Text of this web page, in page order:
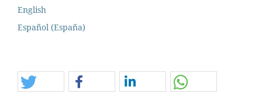
English
Español (España)